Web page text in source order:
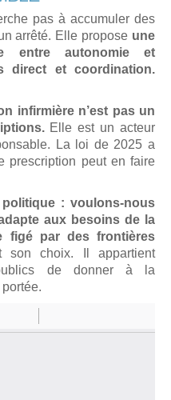
pas à accumuler des
arrêté. Elle propose une
entre autonomie et
direct et coordination.
infirmière n’est pas un
Elle est un acteur
La loi de 2025 a
prescription peut en faire
: voulons-nous
aux besoins de la
figé par des frontières
choix. Il appartient
de donner à la